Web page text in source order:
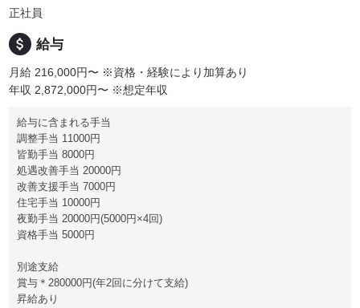
正社員
attach_money 給与
月給 216,000円〜 ※資格・経験により加算あり
年収 2,872,000円〜 ※想定年収
給与に含まれる手当
調整手当 11000円
皆勤手当 8000円
処遇改善手当 20000円
改善支援手当 7000円
住宅手当 10000円
夜勤手当 20000円(5000円×4回)
資格手当 5000円
別途支給
賞与＊280000円(年2回に分けて支給)
昇給あり